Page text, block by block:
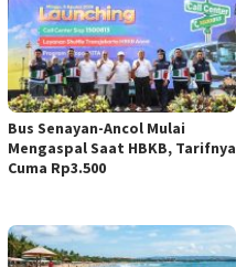
Bus Senayan-Ancol Mulai
Mengaspal Saat HBKB, Tarifnya
Cuma Rp3.500